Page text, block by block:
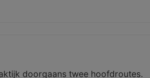
doorgaans twee hoofdroutes.